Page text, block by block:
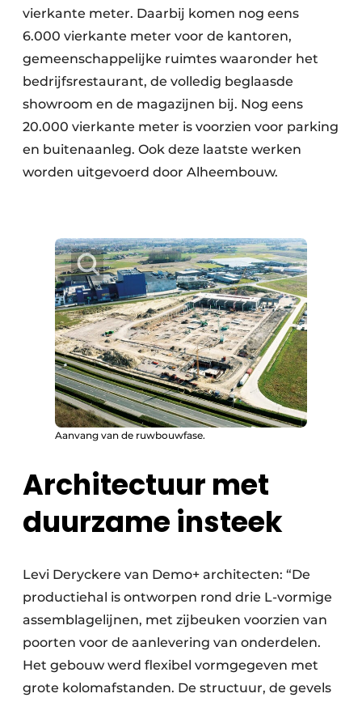
vierkante meter. Daarbij komen nog eens
6.000 vierkante meter voor de kantoren,
gemeenschappelijke ruimtes waaronder het
bedrijfsrestaurant, de volledig beglaasde
showroom en de magazijnen bij. Nog eens
20.000 vierkante meter is voorzien voor parking
en buitenaanleg. Ook deze laatste werken
worden uitgevoerd door Alheembouw.
Aanvang van de ruwbouwfase.
Architectuur met
duurzame insteek
Levi Deryckere van Demo+ architecten: “De
productiehal is ontworpen rond drie L-vormige
assemblagelijnen, met zijbeuken voorzien van
poorten voor de aanlevering van onderdelen.
Het gebouw werd flexibel vormgegeven met
grote kolomafstanden. De structuur, de gevels